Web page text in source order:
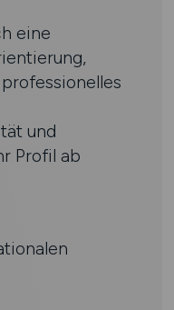
eine
und
Profil ab